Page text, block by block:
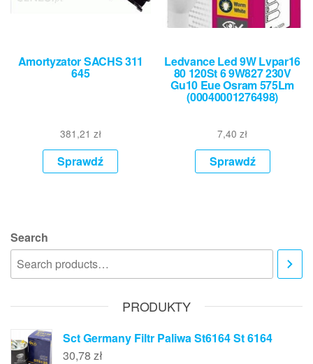
Amortyzator SACHS 311
645
381,21 zł
Sprawdź
Ledvance Led 9W Lvpar16
80 120St 6 9W827 230V
Gu10 Eue Osram 575Lm
(00040001276498)
7,40zł
Sprawdź
Search
PRODUKTY
Sct Germany Filtr Paliwa St6164 St 6164
30,78 zł